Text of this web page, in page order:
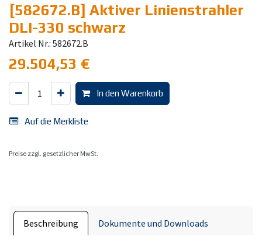
[582672.B] Aktiver Linienstrahler
DLI-330 schwarz
Artikel Nr.: 582672.B
29.504,53 €
In den Warenkorb
Auf die Merkliste
Preise zzgl. gesetzlicher MwSt.
Beschreibung Dokumente und Downloads